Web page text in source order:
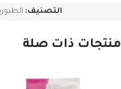
التصنيف: الطيور
منتجات ذات صلة